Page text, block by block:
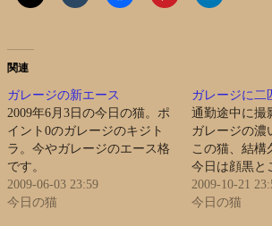
関連
ガレージの新エース
2009年6月3日の今日の猫。ポ
イント0のガレージのキジト
ラ。今やガレージのエース格
です。
2009-06-03 23:59
今日の猫
ガレージに二
通勤途中に撮
ガレージの濃
この猫、結構
今日は顔黒と
2009-10-21
今日の猫